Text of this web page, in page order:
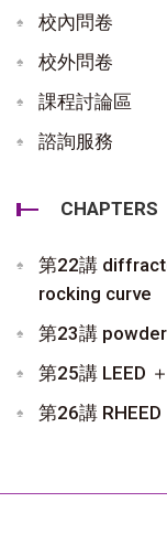
校內問卷
校外問卷
課程討論區
諮詢服務
CHAPTERS
第22講
rocking curve
第23講
第25講 LEED
第26講 RHEED